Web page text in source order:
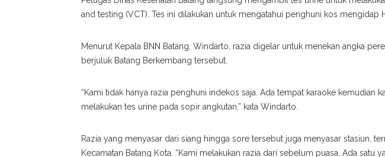
and testing (VCT). Tes ini dilakukan untuk mengatahui penghuni kos mengidap
Menurut Kepala BNN Batang, Windarto, razia digelar untuk menekan angka
berjuluk Batang Berkembang tersebut.
“Kami tidak hanya razia penghuni indekos saja. Ada tempat karaoke kemudian
melakukan tes urine pada sopir angkutan,” kata Windarto.
Razia yang menyasar dari siang hingga sore tersebut juga menyasar stasiun,
Kecamatan Batang Kota. “Kami melakukan razia dari sebelum puasa. Ada satu